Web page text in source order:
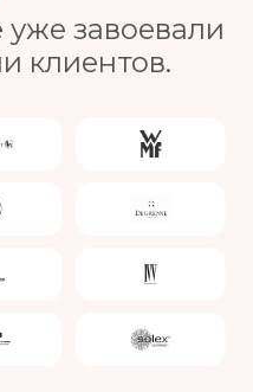
завоевали
клиентов.